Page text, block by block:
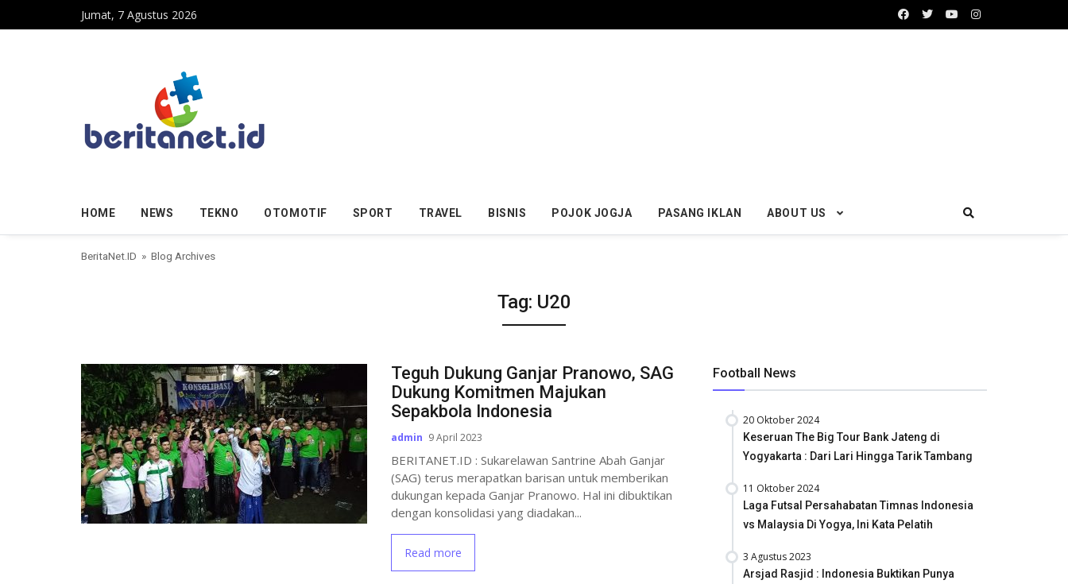
Skip to contentJumat, 7 Agustus 2026
HOME NEWS TEKNO OTOMOTIF SPORT TRAVEL BISNIS POJOK JOGJA PASANG IKLAN ABOUT US
BeritaNet.ID » Blog Archives
Tag: U20
Teguh Dukung Ganjar Pranowo, SAG
Dukung Komitmen Majukan
Sepakbola Indonesia
admin 9 April 2023
BERITANET.ID : Sukarelawan Santrine Abah Ganjar
(SAG) terus merapatkan barisan untuk memberikan
dukungan kepada Ganjar Pranowo. Hal ini dibuktikan
dengan konsolidasi yang diadakan...
Read more
Football News
20 Oktober 2024
Keseruan The Big Tour Bank Jateng di
Yogyakarta : Dari Lari Hingga Tarik Tambang
11 Oktober 2024
Laga Futsal Persahabatan Timnas Indonesia
vs Malaysia Di Yogya, Ini Kata Pelatih
3 Agustus 2023
Arsjad Rasjid : Indonesia Buktikan Punya